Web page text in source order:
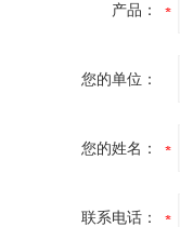
产品：
您的单位：
您的姓名：
联系电话：